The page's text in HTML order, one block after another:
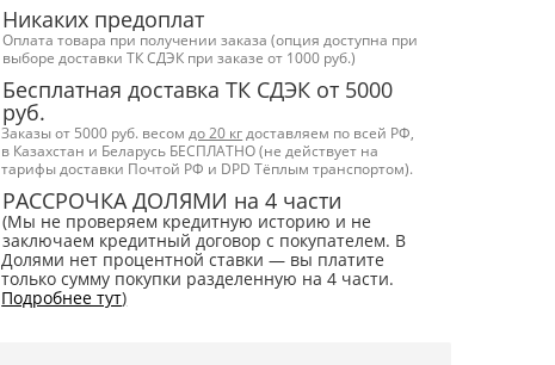
Никаких предоплат
Оплата товара при получении заказа (опция доступна при
выборе доставки ТК СДЭК при заказе от 1000 руб.)
Бесплатная доставка ТК СДЭК от 5000
руб.
Заказы от 5000 руб. весом до 20 кг доставляем по всей РФ,
в Казахстан и Беларусь БЕСПЛАТНО (не действует на
тарифы доставки Почтой РФ и DPD Тёплым транспортом).
РАССРОЧКА ДОЛЯМИ на 4 части
(Мы не проверяем кредитную историю и не
заключаем кредитный договор с покупателем. В
Долями нет процентной ставки — вы платите
только сумму покупки разделенную на 4 части.
Подробнее тут)